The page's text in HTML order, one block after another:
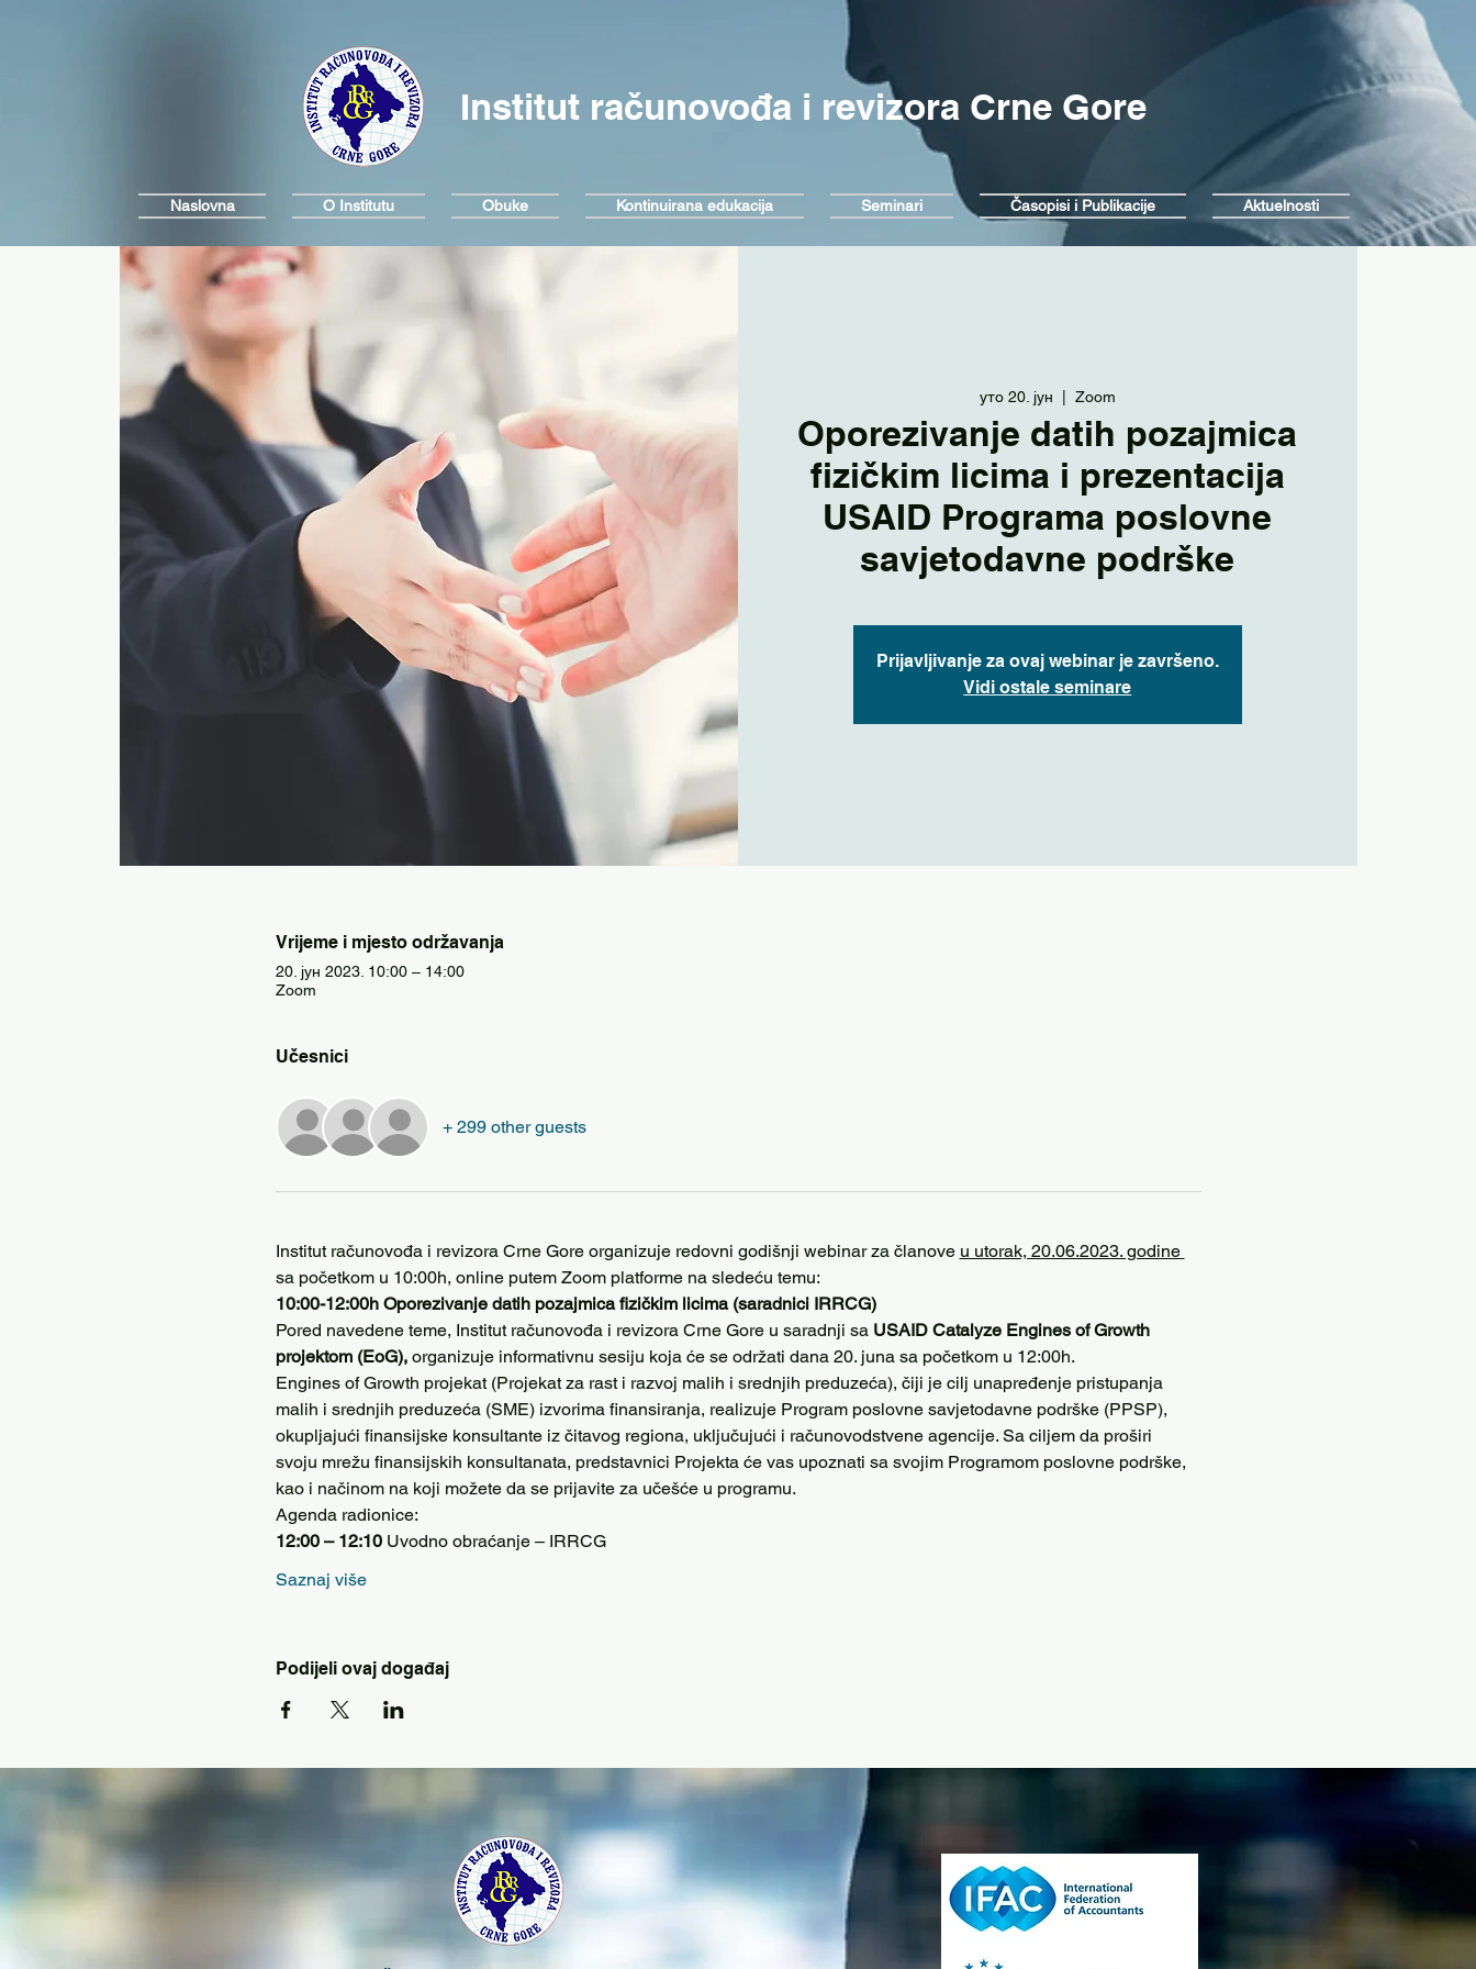
Institut računovođa i revizora Crne Gore
Naslovna O Institutu Obuke Kontinuirana edukacija Seminari Časopisi i Publikacije Aktuelnosti
уто 20. јун Zoom
Oporezivanje datih pozajmica
fizičkim licima i prezentacija
USAID Programa poslovne
savjetodavne podrške
Prijavljivanje za ovaj webinar je završeno.
Vidi ostale seminare
Vrijeme i mjesto održavanja
20. јун 2023. 10:00 – 14:00
Zoom
Učesnici
+ 299 other guests
Institut računovođa i revizora Crne Gore organizuje redovni godišnji webinar za članove u utorak, 20.06.2023. godine
sa početkom u 10:00h, online putem Zoom platforme na sledeću temu:
10:00-12:00h Oporezivanje datih pozajmica fizičkim licima (saradnici IRRCG)
Pored navedene teme, Institut računovođa i revizora Crne Gore u saradnji sa USAID Catalyze Engines of Growth
projektom (EoG), organizuje informativnu sesiju koja će se održati dana 20. juna sa početkom u 12:00h.
Engines of Growth projekat (Projekat za rast i razvoj malih i srednjih preduzeća), čiji je cilj unapređenje pristupanja
malih i srednjih preduzeća (SME) izvorima finansiranja, realizuje Program poslovne savjetodavne podrške (PPSP),
okupljajući finansijske konsultante iz čitavog regiona, uključujući i računovodstvene agencije. Sa ciljem da proširi
svoju mrežu finansijskih konsultanata, predstavnici Projekta će vas upoznati sa svojim Programom poslovne podrške,
kao i načinom na koji možete da se prijavite za učešće u programu.
Agenda radionice:
12:00 – 12:10 Uvodno obraćanje – IRRCG
Saznaj više
Podijeli ovaj događaj